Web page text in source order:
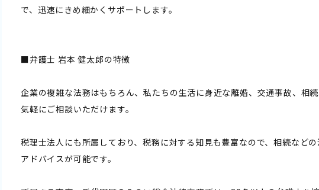
で、迅速にきめ細かくサポートします。
■弁護士 岩本 健太郎の特徴
企業の複雑な法務はもちろん、私たちの生活に身近な離婚、交通事故、相
気軽にご相談いただけます。
税理士法人にも所属しており、税務に対する知見も豊富なので、相続など
アドバイスが可能です。